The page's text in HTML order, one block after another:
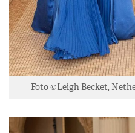
Foto ©Leigh Becket,